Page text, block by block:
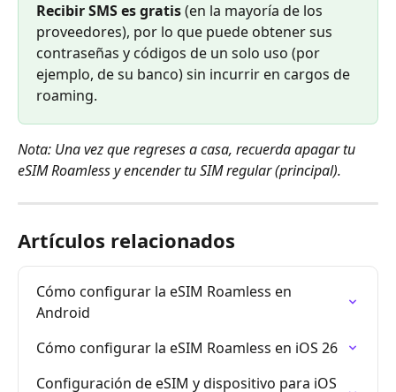
Recibir SMS es gratis (en la mayoría de los
proveedores), por lo que puede obtener sus
contraseñas y códigos de un solo uso (por
ejemplo, de su banco) sin incurrir en cargos de
roaming.
Nota: Una vez que regreses a casa, recuerda apagar tu
eSIM Roamless y encender tu SIM regular (principal).
Artículos relacionados
Cómo configurar la eSIM Roamless en
Android
Cómo configurar la eSIM Roamless en iOS 26
Configuración de eSIM y dispositivo para iOS